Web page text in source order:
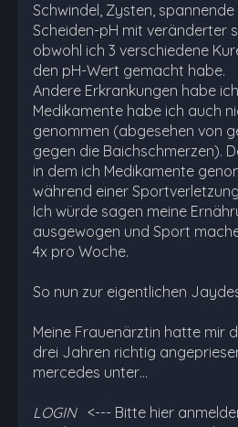
Schwindel, Zysten,
Scheiden-pH mit veränderter
obwohl ich 3 verschiedene
den pH-Wert gemacht habe.
Andere Erkrankungen habe
Medikamente habe ich auch
genommen (abgesehen von
gegen die Baichschmerzen).
in dem ich Medikamente
während einer
Ich würde sagen meine
ausgewogen und Sport
4x pro Woche.
So nun zur eigentlichen
Meine Frauenärztin hatte mir
drei Jahren richtig
mercedes unter…
LOGIN <--- Bitte hier